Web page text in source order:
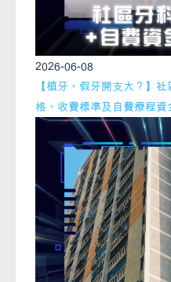
2026-06-08
【植牙、假牙開支大？】
格、收費標準及自費療程